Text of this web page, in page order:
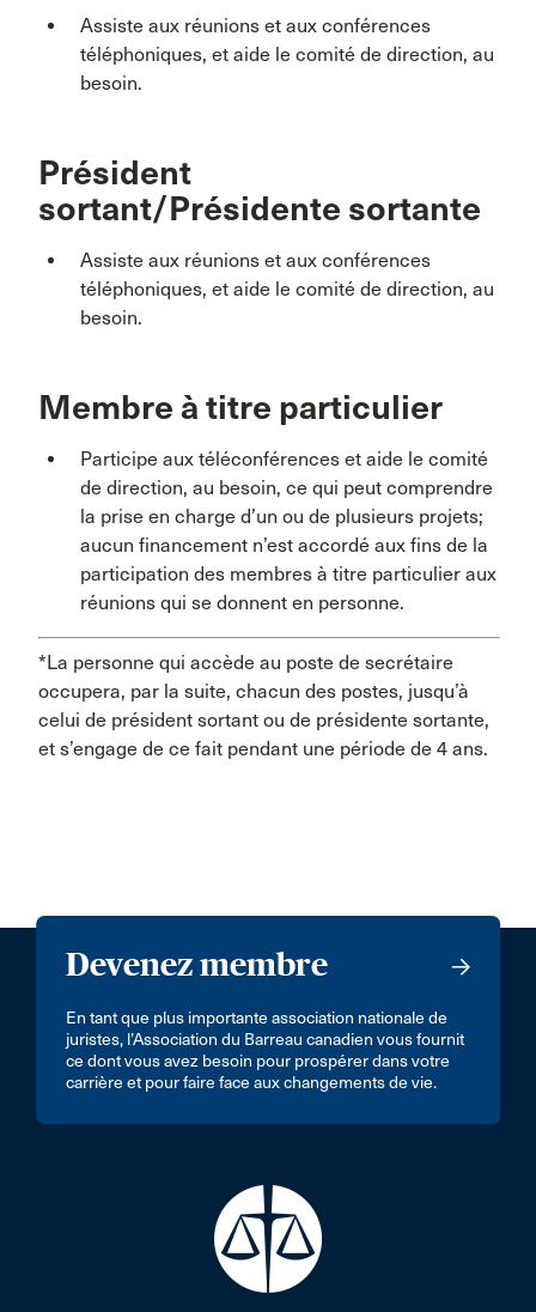
Assiste aux réunions et aux conférences
téléphoniques, et aide le comité de direction, au
besoin.
Président
sortant/Présidente sortante
Assiste aux réunions et aux conférences
téléphoniques, et aide le comité de direction, au
besoin.
Membre à titre particulier
Participe aux téléconférences et aide le comité
de direction, au besoin, ce qui peut comprendre
la prise en charge d’un ou de plusieurs projets;
aucun financement n’est accordé aux fins de la
participation des membres à titre particulier aux
réunions qui se donnent en personne.
*La personne qui accède au poste de secrétaire
occupera, par la suite, chacun des postes, jusqu’à
celui de président sortant ou de présidente sortante,
et s’engage de ce fait pendant une période de 4 ans.
Devenez membre
En tant que plus importante association nationale de
juristes, l’Association du Barreau canadien vous fournit
ce dont vous avez besoin pour prospérer dans votre
carrière et pour faire face aux changements de vie.